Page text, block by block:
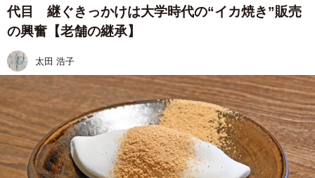
代目 継ぐきっかけは大学時代の“イカ焼き”販売
の興奮【老舗の継承】
太田 浩子